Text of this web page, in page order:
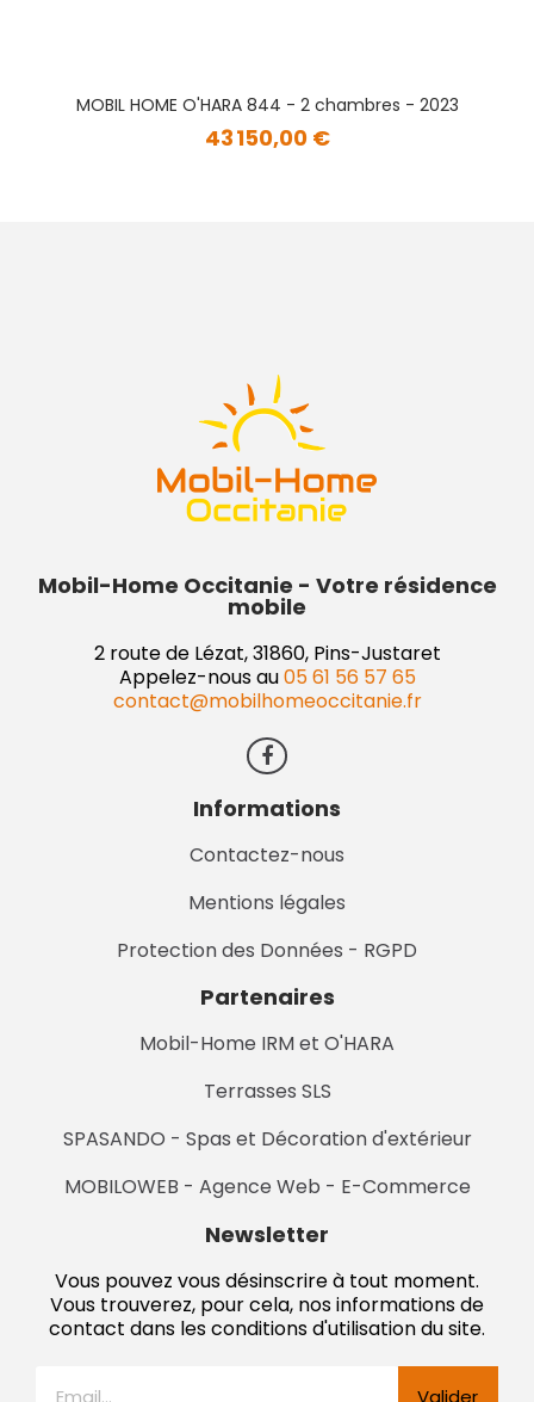
MOBIL HOME O'HARA 844 - 2 chambres - 2023
43 150,00 €
Mobil-Home Occitanie - Votre résidence
mobile
2 route de Lézat, 31860, Pins-Justaret
Appelez-nous au05 61 56 57 65
contact@mobilhomeoccitanie.fr
Informations
Contactez-nous
Mentions légales
Protection des Données - RGPD
Partenaires
Mobil-Home IRM et O'HARA
Terrasses SLS
SPASANDO - Spas et Décoration d'extérieur
MOBILOWEB - Agence Web - E-Commerce
Newsletter
Vous pouvez vous désinscrire à tout moment.
Vous trouverez, pour cela, nos informations de
contact dans les conditions d'utilisation du site.
Valider